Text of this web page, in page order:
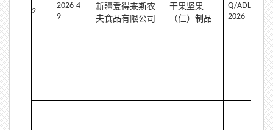
2
2026-4-
9
新疆爱得来斯农
夫食品有限公司
干果坚果
（仁）制品
Q/ADLS0 001
2026